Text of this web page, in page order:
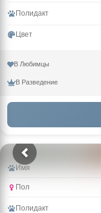
Полидакт
Цвет
В Любимцы
В Разведение
Имя
Пол
Полидакт